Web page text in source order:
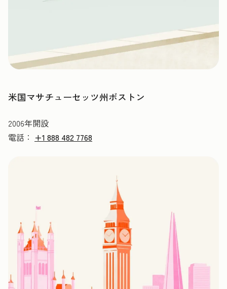
米国マサチューセッツ州ボストン
2006年開設
電話： +1 888 482 7768